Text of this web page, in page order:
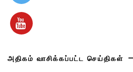
அதிகம் வாசிக்கப்பட்ட செய்திகள்